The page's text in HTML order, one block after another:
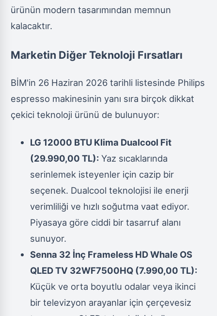
ürünün modern tasarımından memnun
kalacaktır.
Marketin Diğer Teknoloji Fırsatları
BİM'in 26 Haziran 2026 tarihli listesinde Philips
espresso makinesinin yanı sıra birçok dikkat
çekici teknoloji ürünü de bulunuyor:
LG 12000 BTU Klima Dualcool Fit
(29.990,00 TL): Yaz sıcaklarında
serinlemek isteyenler için cazip bir
seçenek. Dualcool teknolojisi ile enerji
verimliliği ve hızlı soğutma vaat ediyor.
Piyasaya göre ciddi bir tasarruf alanı
sunuyor.
Senna 32 İnç Frameless HD Whale OS
QLED TV 32WF7500HQ (7.990,00 TL):
Küçük ve orta boyutlu odalar veya ikinci
bir televizyon arayanlar için çerçevesiz